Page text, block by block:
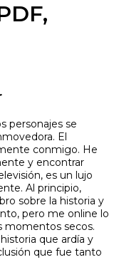
personajes se
El
conmigo. He
y encontrar
es un lujo
Al principio,
sobre la historia y
pero me online lo
momentos secos.
que ardía y
que fue tanto